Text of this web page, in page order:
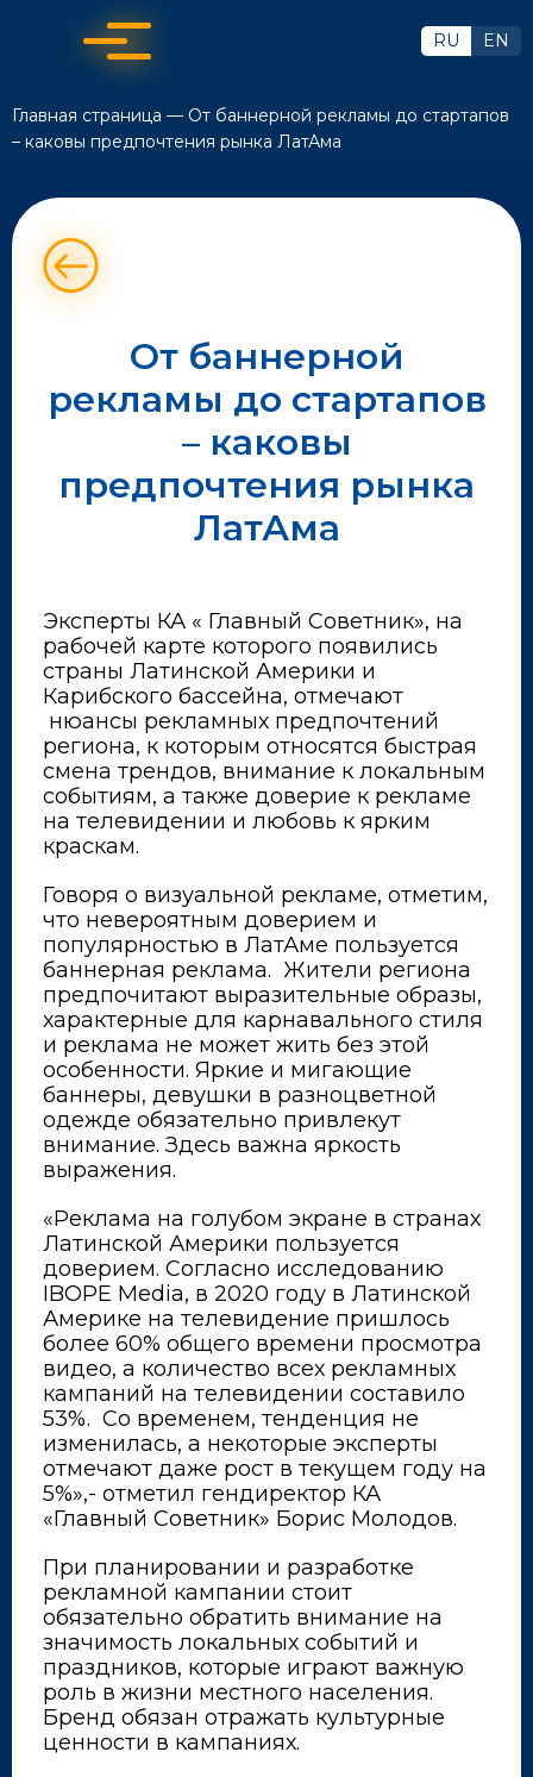
RU EN
Главная страница — От баннерной рекламы до стартапов
– каковы предпочтения рынка ЛатАма
От баннерной
рекламы до стартапов
– каковы
предпочтения рынка
ЛатАма
Эксперты КА « Главный Советник», на
рабочей карте которого появились
страны Латинской Америки и
Карибского бассейна, отмечают
нюансы рекламных предпочтений
региона, к которым относятся быстрая
смена трендов, внимание к локальным
событиям, а также доверие к рекламе
на телевидении и любовь к ярким
краскам.
Говоря о визуальной рекламе, отметим,
что невероятным доверием и
популярностью в ЛатАме пользуется
баннерная реклама. Жители региона
предпочитают выразительные образы,
характерные для карнавального стиля
и реклама не может жить без этой
особенности. Яркие и мигающие
баннеры, девушки в разноцветной
одежде обязательно привлекут
внимание. Здесь важна яркость
выражения.
«Реклама на голубом экране в странах
Латинской Америки пользуется
доверием. Согласно исследованию
IBOPE Media, в 2020 году в Латинской
Америке на телевидение пришлось
более 60% общего времени просмотра
видео, а количество всех рекламных
кампаний на телевидении составило
53%. Со временем, тенденция не
изменилась, а некоторые эксперты
отмечают даже рост в текущем году на
5%»,- отметил гендиректор КА
«Главный Советник» Борис Молодов.
При планировании и разработке
рекламной кампании стоит
обязательно обратить внимание на
значимость локальных событий и
праздников, которые играют важную
роль в жизни местного населения.
Бренд обязан отражать культурные
ценности в кампаниях.